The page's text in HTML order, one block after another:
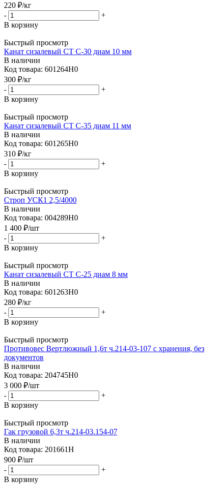
220 ₽/кг
-
+
В корзину
Быстрый просмотр
Канат сизалевый СТ С-30 диам 10 мм
В наличии
Код товара: 601264Н0
300 ₽/кг
-
+
В корзину
Быстрый просмотр
Канат сизалевый СТ С-35 диам 11 мм
В наличии
Код товара: 601265Н0
310 ₽/кг
-
+
В корзину
Быстрый просмотр
Строп УСК1 2,5/4000
В наличии
Код товара: 004289Н0
1 400 ₽/шт
-
+
В корзину
Быстрый просмотр
Канат сизалевый СТ С-25 диам 8 мм
В наличии
Код товара: 601263Н0
280 ₽/кг
-
+
В корзину
Быстрый просмотр
Противовес Вертлюжный 1,6т ч.214-03-107 с хранения, без
документов
В наличии
Код товара: 204745Н0
3 000 ₽/шт
-
+
В корзину
Быстрый просмотр
Гак грузовой 6,3т ч.214-03.154-07
В наличии
Код товара: 201661Н
900 ₽/шт
-
+
В корзину